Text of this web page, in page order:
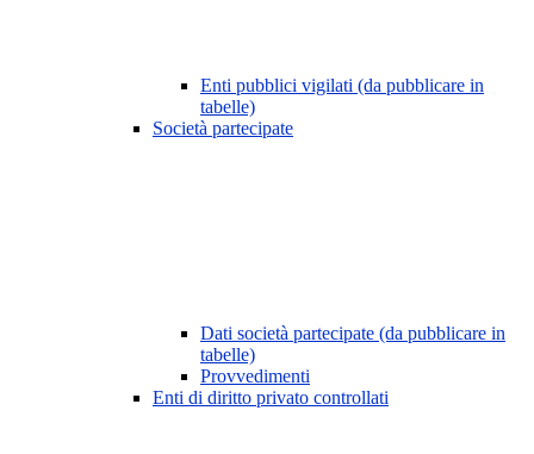
Enti pubblici vigilati (da pubblicare in
tabelle)
Società partecipate
Dati società partecipate (da pubblicare in
tabelle)
Provvedimenti
Enti di diritto privato controllati